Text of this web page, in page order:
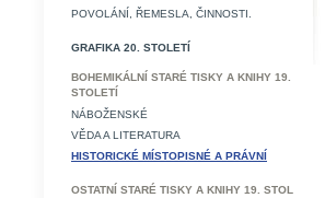
POVOLÁNÍ, ŘEMESLA, ČINNOSTI.
GRAFIKA 20. STOLETÍ
BOHEMIKÁLNÍ STARÉ TISKY A KNIHY 19.
STOLETÍ
NÁBOŽENSKÉ
VĚDA A LITERATURA
HISTORICKÉ MÍSTOPISNÉ A PRÁVNÍ
OSTATNÍ STARÉ TISKY A KNIHY 19. STOL